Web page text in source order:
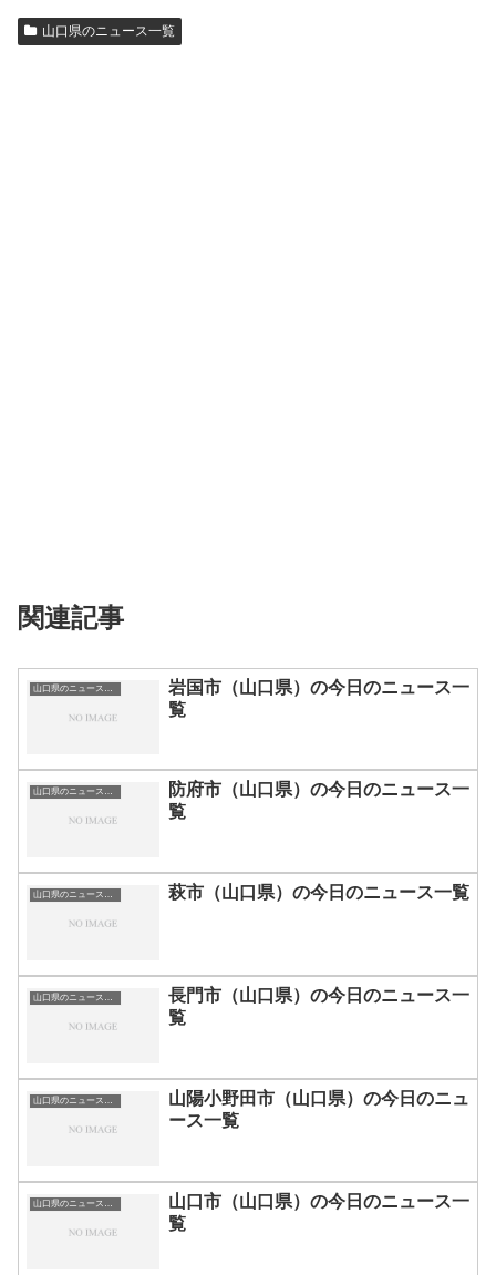
山口県のニュース一覧
関連記事
山口県のニュース一覧
岩国市（山口県）の今日のニュース一
覧
山口県のニュース一覧
防府市（山口県）の今日のニュース一
覧
山口県のニュース一覧 萩市（山口県）の今日のニュース一覧
山口県のニュース一覧
長門市（山口県）の今日のニュース一
覧
山口県のニュース一覧
山陽小野田市（山口県）の今日のニュ
ース一覧
山口県のニュース一覧
山口市（山口県）の今日のニュース一
覧